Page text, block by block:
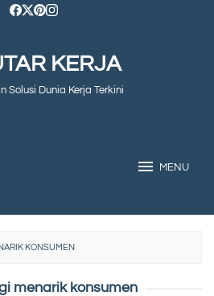
KERJA
Solusi Dunia Kerja Terkini
MENU
KONSUMEN
menarik konsumen